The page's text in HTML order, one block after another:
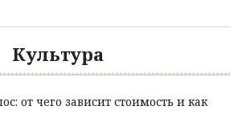
Культура
от чего зависит стоимость и как